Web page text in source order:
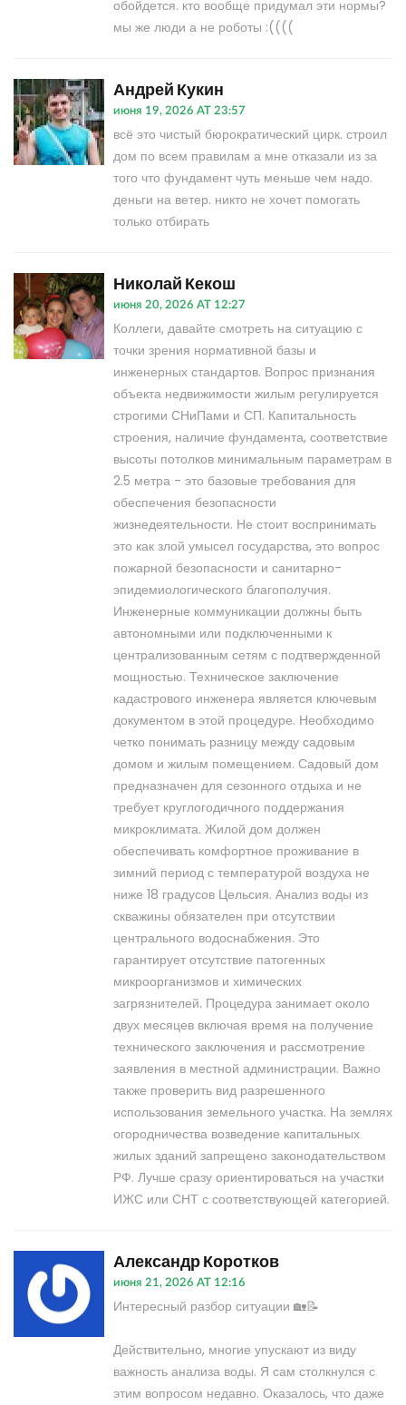
обойдется. кто вообще придумал эти нормы?
мы же люди а не роботы :((((
Андрей Кукин
июня 19, 2026 AT 23:57
всё это чистый бюрократический цирк. строил
дом по всем правилам а мне отказали из за
того что фундамент чуть меньше чем надо.
деньги на ветер. никто не хочет помогать
только отбирать
Николай Кекош
июня 20, 2026 AT 12:27
Коллеги, давайте смотреть на ситуацию с
точки зрения нормативной базы и
инженерных стандартов. Вопрос признания
объекта недвижимости жилым регулируется
строгими СНиПами и СП. Капитальность
строения, наличие фундамента, соответствие
высоты потолков минимальным параметрам в
2.5 метра - это базовые требования для
обеспечения безопасности
жизнедеятельности. Не стоит воспринимать
это как злой умысел государства, это вопрос
пожарной безопасности и санитарно-
эпидемиологического благополучия.
Инженерные коммуникации должны быть
автономными или подключенными к
централизованным сетям с подтвержденной
мощностью. Техническое заключение
кадастрового инженера является ключевым
документом в этой процедуре. Необходимо
четко понимать разницу между садовым
домом и жилым помещением. Садовый дом
предназначен для сезонного отдыха и не
требует круглогодичного поддержания
микроклимата. Жилой дом должен
обеспечивать комфортное проживание в
зимний период с температурой воздуха не
ниже 18 градусов Цельсия. Анализ воды из
скважины обязателен при отсутствии
центрального водоснабжения. Это
гарантирует отсутствие патогенных
микроорганизмов и химических
загрязнителей. Процедура занимает около
двух месяцев включая время на получение
технического заключения и рассмотрение
заявления в местной администрации. Важно
также проверить вид разрешенного
использования земельного участка. На землях
огородничества возведение капитальных
жилых зданий запрещено законодательством
РФ. Лучше сразу ориентироваться на участки
ИЖС или СНТ с соответствующей категорией.
Александр Коротков
июня 21, 2026 AT 12:16
Интересный разбор ситуации 🏡📝
Действительно, многие упускают из виду
важность анализа воды. Я сам столкнулся с
этим вопросом недавно. Оказалось, что даже